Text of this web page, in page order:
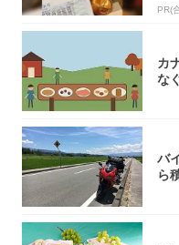
PR(
カ
な
バ
ら